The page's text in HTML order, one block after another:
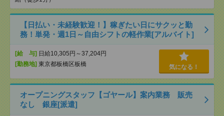
【日払い・未経験歓迎！】稼ぎたい日にサクッと勤
務！単発・週1日～自由シフトの軽作業[アルバイト]
[給 与] 日給10,305円～37,204円
[勤務地] 東京都板橋区板橋 気になる！
オープニングスタッフ【ゴヤール】案内業務 販売
なし 銀座[派遣]